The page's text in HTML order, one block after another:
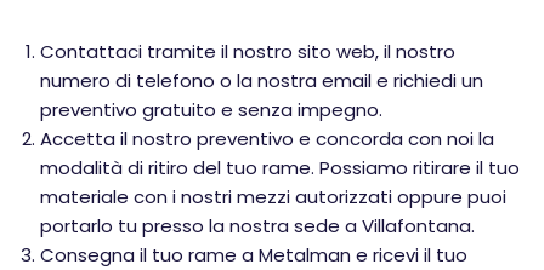
Contattaci tramite il nostro sito web, il nostro
numero di telefono o la nostra email e richiedi un
preventivo gratuito e senza impegno.
Accetta il nostro preventivo e concorda con noi la
modalità di ritiro del tuo rame. Possiamo ritirare il tuo
materiale con i nostri mezzi autorizzati oppure puoi
portarlo tu presso la nostra sede a Villafontana.
Consegna il tuo rame a Metalman e ricevi il tuo